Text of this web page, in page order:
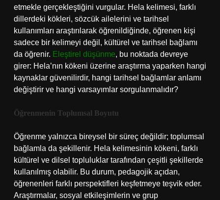
etmekle gerçekleştiğini vurgular. Hela kelimesi, farklı
dillerdeki kökleri, sözcük ailelerini ve tarihsel
kullanımları araştırılarak öğrenildiğinde, öğrenen kişi
sadece bir kelimeyi değil, kültürel ve tarihsel bağlamı
da öğrenir. Eleştirel düşünme, bu noktada devreye
girer: Hela’nın kökeni üzerine araştırma yaparken hangi
kaynaklar güvenilirdir, hangi tarihsel bağlamlar anlamı
değiştirir ve hangi varsayımlar sorgulanmalıdır?
Öğrenmenin Toplumsal Boyutu
Öğrenme yalnızca bireysel bir süreç değildir; toplumsal
bağlamla da şekillenir. Hela kelimesinin kökeni, farklı
kültürel ve dilsel topluluklar tarafından çeşitli şekillerde
kullanılmış olabilir. Bu durum, pedagojik açıdan,
öğrenenleri farklı perspektifleri keşfetmeye teşvik eder.
Araştırmalar, sosyal etkileşimlerin ve grup